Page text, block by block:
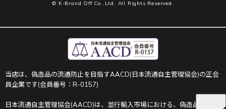
© K-Brand Off Co.,Ltd. All Rights Reserved.
当店は、偽造品の流通防止を目指すAACD(日本流通自主管理協会)の正会
員企業です(会員番号：R-0157)
日本流通自主管理協会(AACD)は、並行輸入市場における、偽造品や不正